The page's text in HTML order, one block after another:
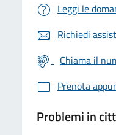
Leggi le
Richiedi
Chiama il
Prenota
Problemi in